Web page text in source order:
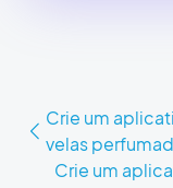
Crie um
velas
Crie um